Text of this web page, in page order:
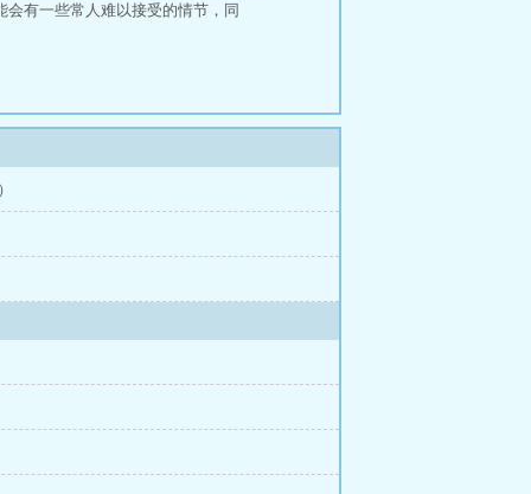
有一些常人难以接受的情节，同